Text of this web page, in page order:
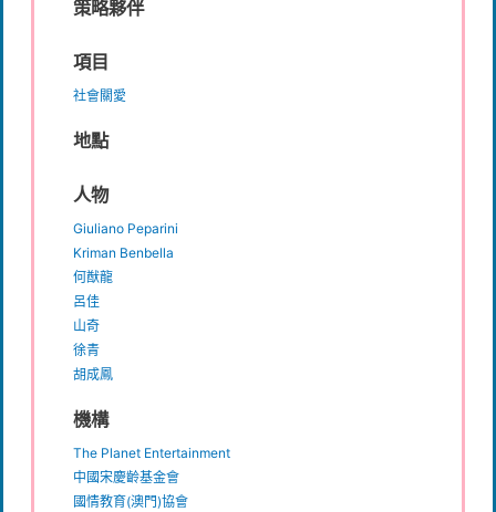
策略夥伴
項目
社會關愛
地點
人物
Giuliano Peparini
Kriman Benbella
何猷龍
呂佳
山奇
徐青
胡成鳳
機構
The Planet Entertainment
中國宋慶齡基金會
國情教育(澳門)協會